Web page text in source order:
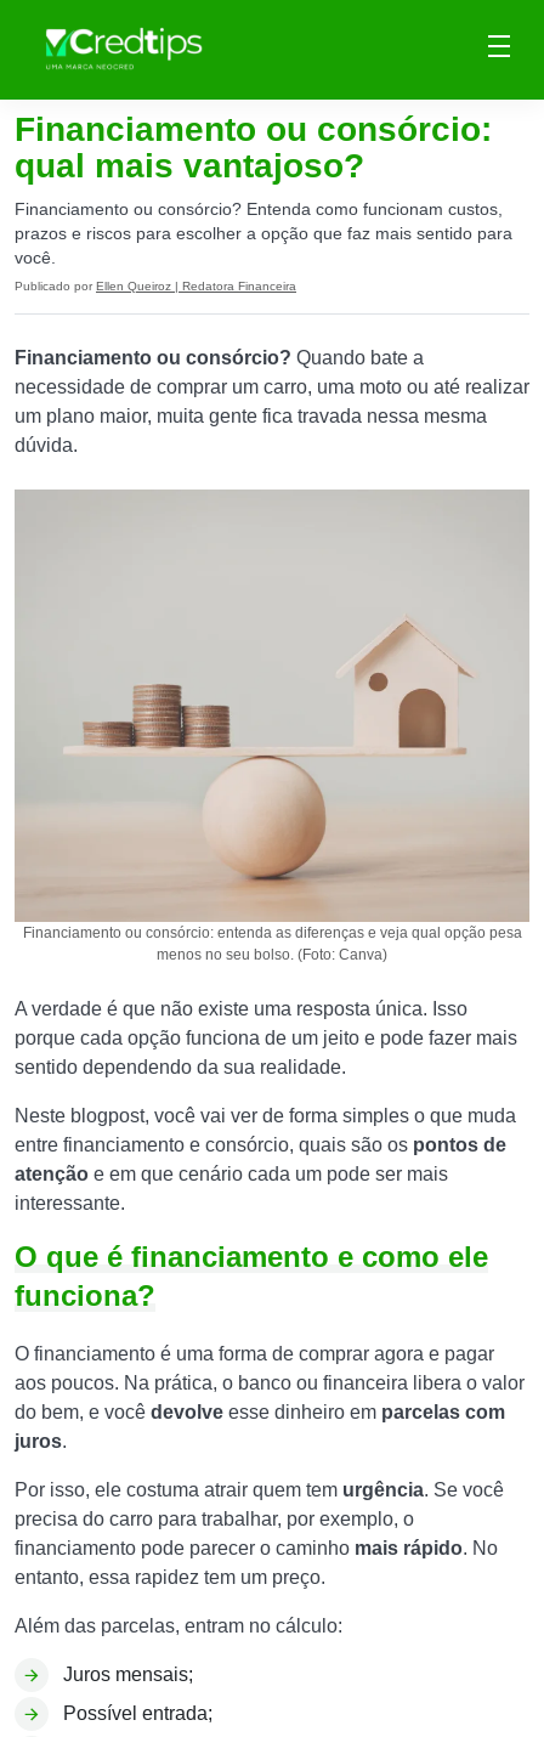
Financiamento ou consórcio:
qual mais vantajoso?
Financiamento ou consórcio? Entenda como funcionam custos,
prazos e riscos para escolher a opção que faz mais sentido para
você.
Publicado por Ellen Queiroz | Redatora Financeira
Financiamento ou consórcio? Quando bate a
necessidade de comprar um carro, uma moto ou até realizar
um plano maior, muita gente fica travada nessa mesma
dúvida.
Financiamento ou consórcio: entenda as diferenças e veja qual opção pesa
menos no seu bolso. (Foto: Canva)
A verdade é que não existe uma resposta única. Isso
porque cada opção funciona de um jeito e pode fazer mais
sentido dependendo da sua realidade.
Neste blogpost, você vai ver de forma simples o que muda
entre financiamento e consórcio, quais são os pontos de
atenção e em que cenário cada um pode ser mais
interessante.
O que é financiamento e como ele
funciona?
O financiamento é uma forma de comprar agora e pagar
aos poucos. Na prática, o banco ou financeira libera o valor
do bem, e você devolve esse dinheiro em parcelas com
juros.
Por isso, ele costuma atrair quem tem urgência. Se você
precisa do carro para trabalhar, por exemplo, o
financiamento pode parecer o caminho mais rápido. No
entanto, essa rapidez tem um preço.
Além das parcelas, entram no cálculo:
Juros mensais;
Possível entrada;